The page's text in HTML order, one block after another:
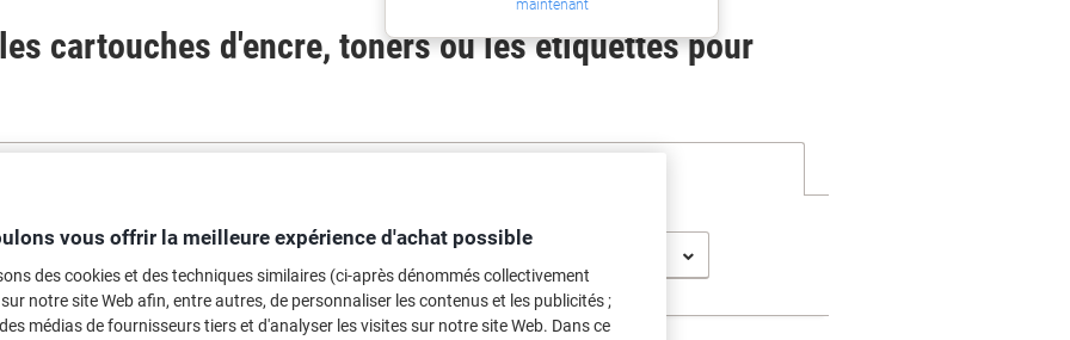
maintenant
cartouches d'encre, toners ou les étiquettes pour
vous offrir la meilleure expérience d'achat possible
des cookies et des techniques similaires (ci-après dénommés collectivement
notre site Web afin, entre autres, de personnaliser les contenus et les publicités ;
médias de fournisseurs tiers et d'analyser les visites sur notre site Web. Dans ce